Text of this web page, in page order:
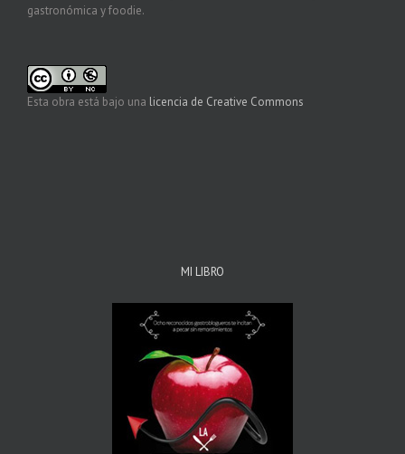
gastronómica y foodie.
Esta obra está bajo una licencia de Creative Commons
MI LIBRO